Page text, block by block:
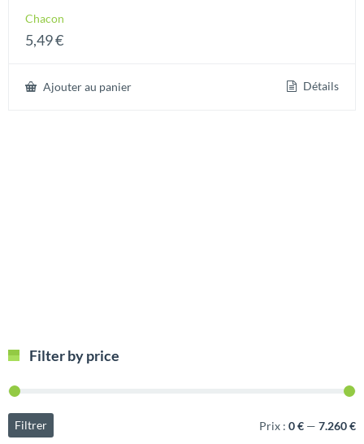
Chacon
5,49€
Ajouter au panier Détails
Filter by price
Filtrer Prix : 0 € — 7.260 €